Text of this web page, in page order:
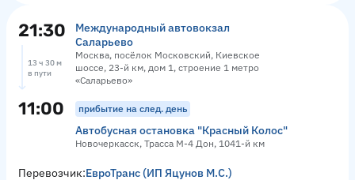
21:30
Международный автовокзал
Саларьево
Москва, посёлок Московский, Киевское
шоссе, 23-й км, дом 1, строение 1 метро
«Саларьево»
13 ч 30 м
в пути
11:00 прибытие на след. день
Автобусная остановка "Красный Колос"
Новочеркасск, Трасса М-4 Дон, 1041-й км
Перевозчик:ЕвроТранс (ИП Яцунов М.С.)